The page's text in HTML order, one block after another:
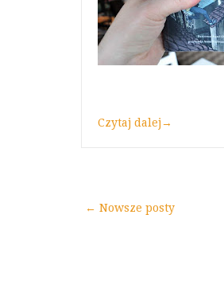
Czytaj dalej→
← Nowsze posty